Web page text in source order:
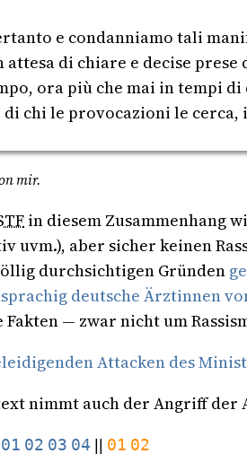
e condanniamo tali
di chiare e decise
ora più che mai in tempi
chi le provocazioni le
mir.
in diesem Zusammenhang
uvm.), aber sicher keinen
durchsichtigen Gründen
deutsche Ärztinnen
Fakten — zwar nicht um
Attacken des
nimmt auch der Angriff der
01 02 03 04 01 02